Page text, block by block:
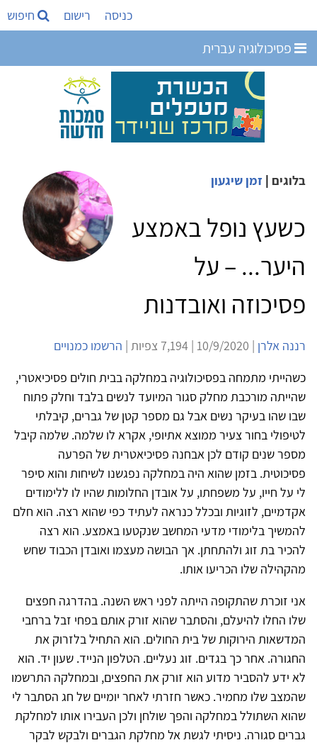
כניסה רישום חיפוש
פסיכולוגיה עברית
בלוגים | זמן שיגעון
כשעץ נופל באמצע
היער... – על
פסיכוזה ואובדנות
רננה אלרן | 10/9/2020 | 7,194 צפיות |
הרשמו כמנויים
כשהייתי מתמחה בפסיכולוגיה במחלקה בבית חולים פסיכיאטרי,
שהייתה מורכבת מחלק סגור המיועד לנשים בלבד וחלק פתוח
שבו שהו בעיקר נשים אבל גם מספר קטן של גברים, קיבלתי
לטיפולי בחור צעיר ממוצא אתיופי, אקרא לו שלמה. שלמה קיבל
מספר שנים קודם לכן אבחנה פסיכיאטרית של הפרעה
פסיכוטית. בזמן שהוא היה במחלקה נפגשנו לשיחות והוא סיפר
לי על חייו, על משפחתו, על אובדן החלומות שהיו לו ללימודים
אקדמיים, לזוגיות ובכלל כנראה לעתיד כפי שהוא רצה. הוא חלם
להמשיך בלימודי מדעי המחשב שנקטעו באמצע. הוא רצה
להכיר בת זוג ולהתחתן. אך הבושה מעצמו ואובדן הכבוד שחש
מהקהילה שלו הכריעו אותו.
אני זוכרת שהתקופה הייתה לפני ראש השנה. בהדרגה חפצים
שלו החלו להיעלם, והסתבר שהוא זורק אותם בפחי זבל ברחבי
המדשאות הירוקות של בית החולים. הוא התחיל בלזרוק את
החגורה. אחר כך בגדים. זוג נעליים. הטלפון הנייד. שעון יד. הוא
לא ידע להסביר מדוע הוא זורק את החפצים, ובמחלקה התרשמו
שהמצב שלו מחמיר. כאשר חזרתי לאחר יומיים של חג הסתבר לי
שהוא השתולל במחלקה והפך שולחן ולכן העבירו אותו למחלקת
גברים סגורה. ניסיתי לגשת אל מחלקת הגברים ולבקש לבקר